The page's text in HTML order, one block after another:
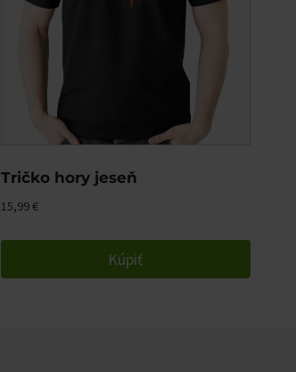
Tričko hory jeseň
15,99€
Kúpiť